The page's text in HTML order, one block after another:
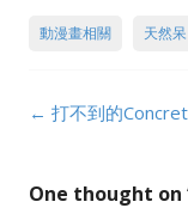
動漫畫相關 天然呆
Post
← 打不到的
One thought on